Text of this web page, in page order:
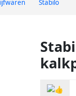
Stabilo